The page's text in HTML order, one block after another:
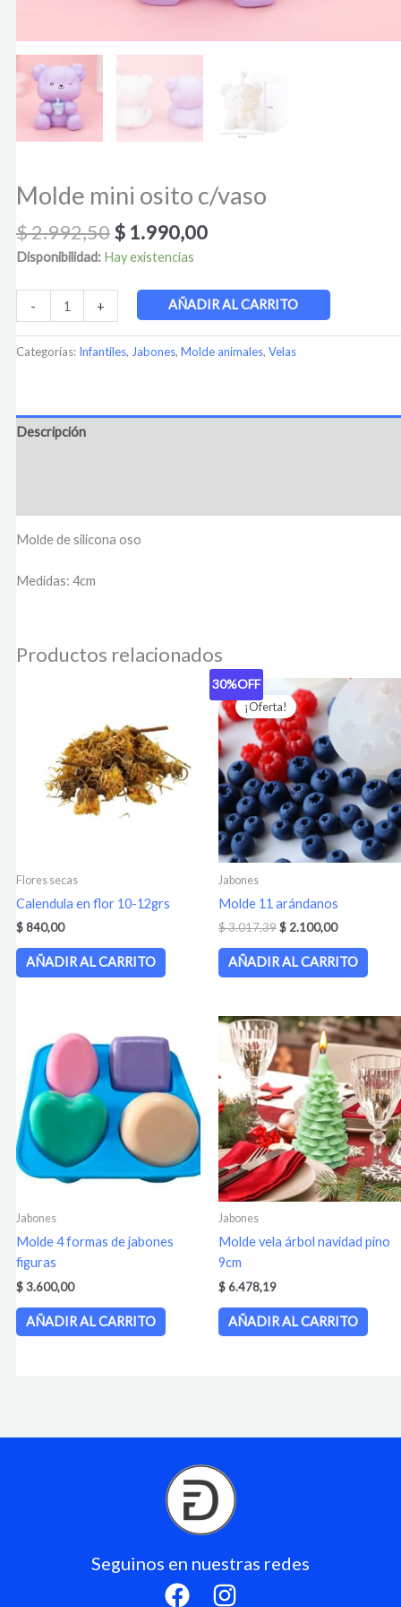
Molde mini osito c/vaso
$2.992,50$1.990,00
Disponibilidad: Hay existencias
- + AÑADIR AL CARRITO
Categorías: Infantiles, Jabones, Molde animales, Velas
Descripción
Molde de silicona oso
Medidas: 4cm
Productos relacionados
Flores secas
Calendula en flor 10-12grs
$840,00
AÑADIR AL CARRITO
30%OFF
¡Oferta!
Jabones
Molde 11 arándanos
$3.017,39
precio
original
era:
$ 3.017,39.
$ 2.100,00
El
$ 2.100,00.
AÑADIR AL CARRITO
Jabones
Molde 4 formas de jabones
figuras
$3.600,00
AÑADIR AL CARRITO
Jabones
Molde vela árbol navidad pino
9cm
$6.478,19
AÑADIR AL CARRITO
Seguinos en nuestras redes